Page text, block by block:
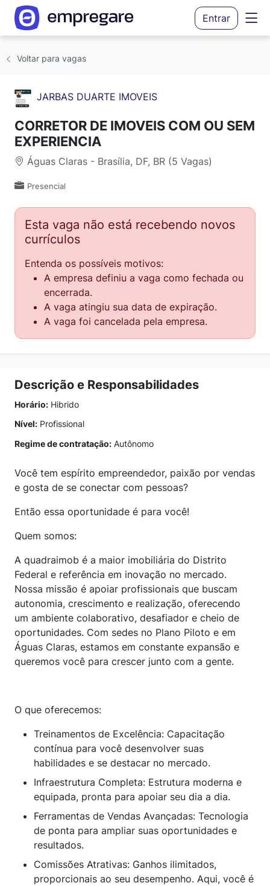
Entrar
Voltar para vagas
JARBAS DUARTE IMOVEIS
CORRETOR DE IMOVEIS COM OU SEM
EXPERIENCIA
Águas Claras - Brasília, DF, BR (5 Vagas)
Presencial
Esta vaga não está recebendo novos
currículos
Entenda os possíveis motivos:
A empresa definiu a vaga como fechada ou
encerrada.
A vaga atingiu sua data de expiração.
A vaga foi cancelada pela empresa.
Descrição e Responsabilidades
Horário: Hibrido
Nível: Profissional
Regime de contratação: Autônomo
Você tem espírito empreendedor, paixão por vendas
e gosta de se conectar com pessoas?
Então essa oportunidade é para você!
Quem somos:
A quadraimob é a maior imobiliária do Distrito
Federal e referência em inovação no mercado.
Nossa missão é apoiar profissionais que buscam
autonomia, crescimento e realização, oferecendo
um ambiente colaborativo, desafiador e cheio de
oportunidades. Com sedes no Plano Piloto e em
Águas Claras, estamos em constante expansão e
queremos você para crescer junto com a gente.
O que oferecemos:
Treinamentos de Excelência: Capacitação
contínua para você desenvolver suas
habilidades e se destacar no mercado.
Infraestrutura Completa: Estrutura moderna e
equipada, pronta para apoiar seu dia a dia.
Ferramentas de Vendas Avançadas: Tecnologia
de ponta para ampliar suas oportunidades e
resultados.
Comissões Atrativas: Ganhos ilimitados,
proporcionais ao seu desempenho. Aqui, você é